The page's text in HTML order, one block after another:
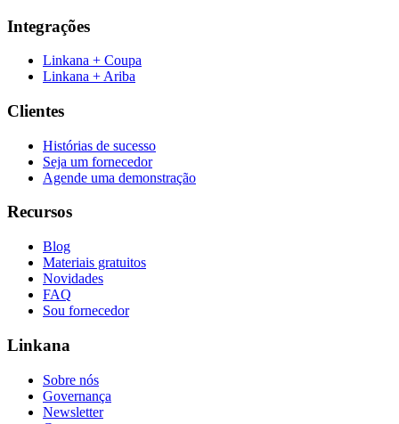
Integrações
Linkana + Coupa
Linkana + Ariba
Clientes
Histórias de sucesso
Seja um fornecedor
Agende uma demonstração
Recursos
Blog
Materiais gratuitos
Novidades
FAQ
Sou fornecedor
Linkana
Sobre nós
Governança
Newsletter